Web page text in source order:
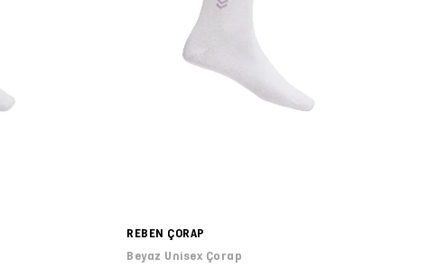
REBEN ÇORAP
Beyaz Unisex Çorap